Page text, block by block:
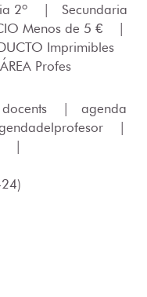
2º |
Secundaria
Menos de 5 €
|
Imprimibles
ÁREA Profes
docents |
agenda
|
|